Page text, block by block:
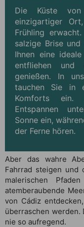
Die Küste
einzigartiger
Frühling
salzige Brise
Ihnen eine
entfliehen und
genießen. In
tauchen Sie in
Komforts ein.
Entspannen
Sonne ein,
der Ferne hören.
Aber das wahre
Fahrrad steigen und
malerischen
atemberaubende
von Cádiz
überraschen werden.
nie so aufregend.